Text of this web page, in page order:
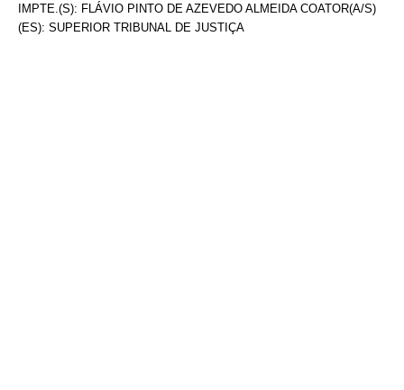
IMPTE.(S): FLÁVIO PINTO DE AZEVEDO ALMEIDA COATOR(A/S)
(ES): SUPERIOR TRIBUNAL DE JUSTIÇA